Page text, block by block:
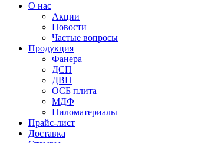
О нас
Акции
Новости
Частые вопросы
Продукция
Фанера
ДСП
ДВП
ОСБ плита
МДФ
Пиломатериалы
Прайс-лист
Доставка